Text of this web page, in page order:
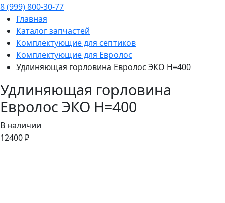
8 (999) 800-30-77
Главная
Каталог запчастей
Комплектующие для септиков
Комплектующие для Евролос
Удлиняющая горловина Евролос ЭКО H=400
Удлиняющая горловина
Евролос ЭКО H=400
В наличии
12400 ₽